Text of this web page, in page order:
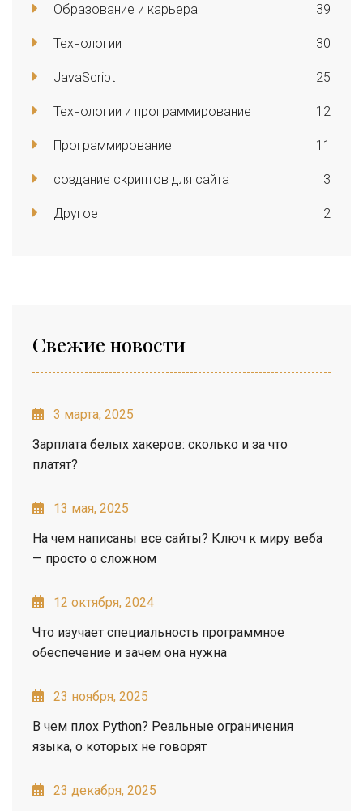
Образование и карьера 39
Технологии 30
JavaScript 25
Технологии и программирование 12
Программирование 11
создание скриптов для сайта 3
Другое 2
Свежие новости
3 марта, 2025
Зарплата белых хакеров: сколько и за что
платят?
13 мая, 2025
На чем написаны все сайты? Ключ к миру веба
— просто о сложном
12 октября, 2024
Что изучает специальность программное
обеспечение и зачем она нужна
23 ноября, 2025
В чем плох Python? Реальные ограничения
языка, о которых не говорят
23 декабря, 2025